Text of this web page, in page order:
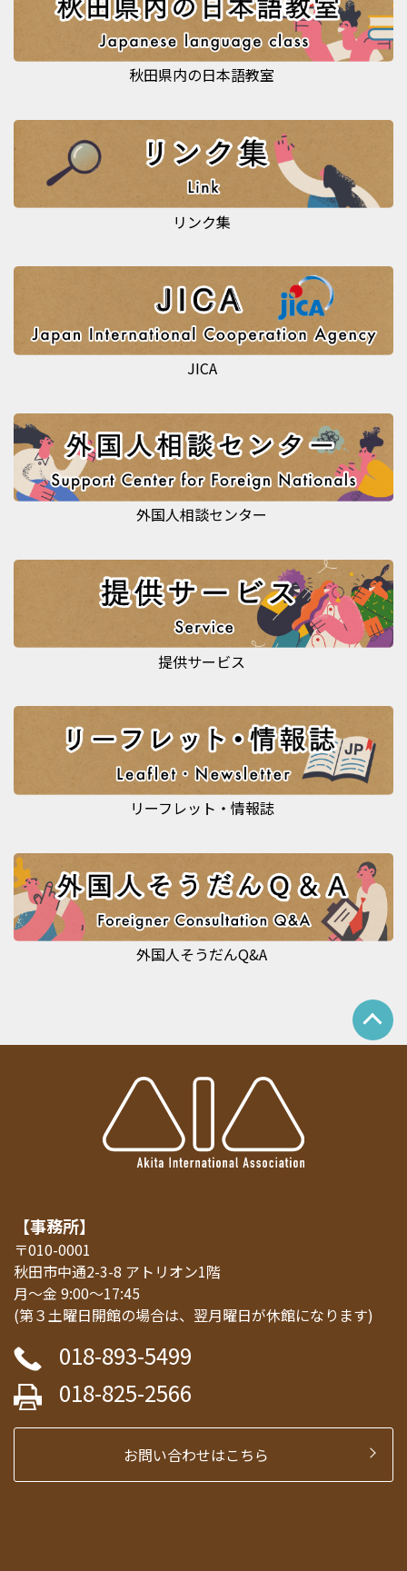
秋田県内の日本語教室
リンク集
JICA
外国人相談センター
提供サービス
リーフレット・情報誌
外国人そうだんQ&A
【事務所】
〒010-0001
秋田市中通2-3-8 アトリオン1階
月～金 9:00～17:45
(第３土曜日開館の場合は、翌月曜日が休館になります)
018-893-5499
018-825-2566
お問い合わせはこちら